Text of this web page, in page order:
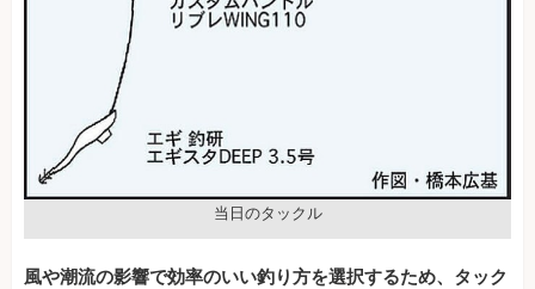
当日のタックル
風や潮流の影響で効率のいい釣り方を選択するため、タック